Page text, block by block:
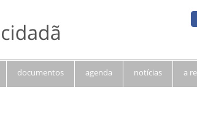
documentos agenda notícias a